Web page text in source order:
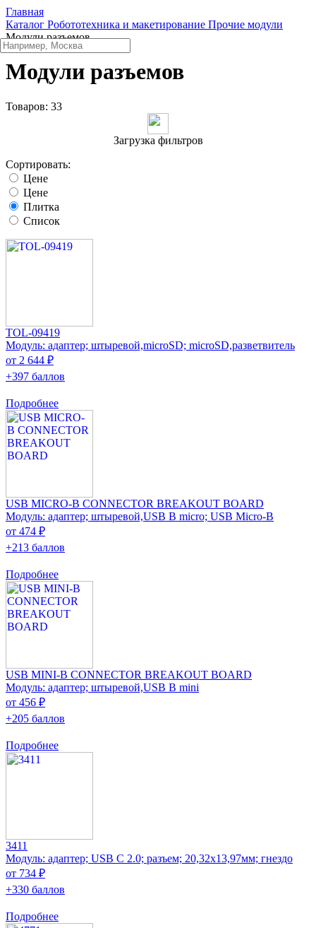
Главная
Каталог Робототехника и макетирование Прочие модули
Модули разъемов
Модули разъемов
Товаров: 33
Загрузка фильтров
Сортировать:
Цене
Цене
Плитка
Список
TOL-09419
Модуль: адаптер; штыревой,microSD; microSD,разветвитель
от 2 644 ₽
+397 баллов
Подробнее
USB MICRO-B CONNECTOR BREAKOUT BOARD
Модуль: адаптер; штыревой,USB B micro; USB Micro-B
от 474 ₽
+213 баллов
Подробнее
USB MINI-B CONNECTOR BREAKOUT BOARD
Модуль: адаптер; штыревой,USB B mini
от 456 ₽
+205 баллов
Подробнее
3411
Модуль: адаптер; USB C 2.0; разъем; 20,32x13,97мм; гнездо
от 734 ₽
+330 баллов
Подробнее